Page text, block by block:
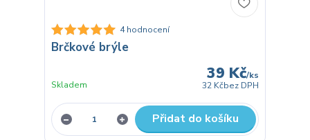
4 hodnocení
Brčkové brýle
39 Kč/ks
32 Kčbez DPH
Skladem
Přidat do košíku